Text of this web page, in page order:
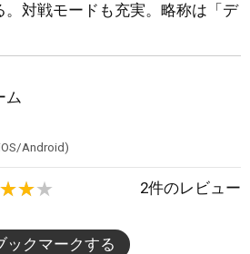
。対戦モードも充実。略称は「デ
ム
Android
2件のレビュー
ックマークする